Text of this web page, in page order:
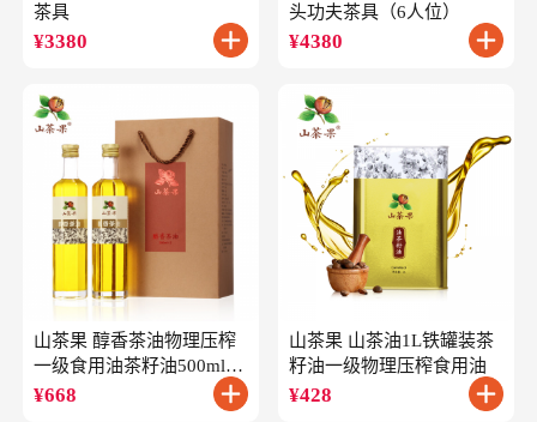
茶具
¥3380
头功夫茶具（6人位）
¥4380
山茶果 醇香茶油物理压榨
一级食用油茶籽油500ml*2
礼盒
¥668
山茶果 山茶油1L铁罐装茶
籽油一级物理压榨食用油
¥428